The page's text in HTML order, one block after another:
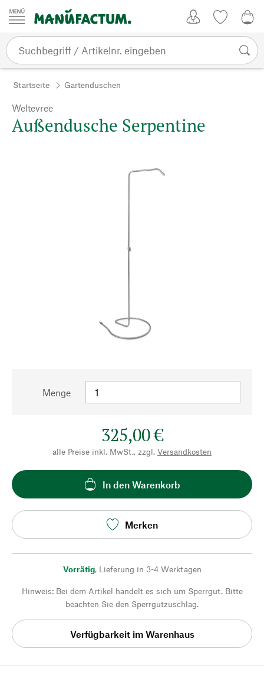
Zum Inhalt springen
Startseite Gartenduschen
Weltevree
Außendusche Serpentine
Menge
325,00 €
alle Preise inkl. MwSt., zzgl. Versandkosten
In den Warenkorb
Merken
Vorrätig, Lieferung in 3-4 Werktagen
Hinweis: Bei dem Artikel handelt es sich um Sperrgut. Bitte
beachten Sie den Sperrgutzuschlag.
Verfügbarkeit im Warenhaus